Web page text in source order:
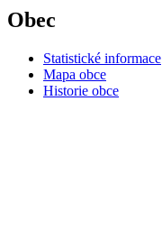
Obec
Statistické informace
Mapa obce
Historie obce